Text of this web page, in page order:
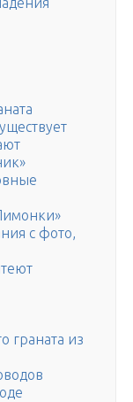
с фото,
граната из